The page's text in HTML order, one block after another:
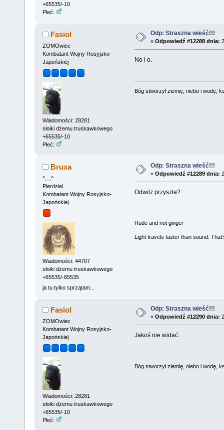
+65535/-10
Płeć:
Fasiol
ZOMOwiec
Kombatant Wojny Rosyjsko-
Japońskiej
Wiadomości: 28281
słoiki dżemu truskawkowego
+65535/-10
Płeć:
Odp: Straszna wieść!!!
« Odpowiedź #12288 dnia:
No i o.
Bóg stworzył ziemię, niebo i wodę,
Bruxa
^,..,^
Pierdziel
Kombatant Wojny Rosyjsko-
Japońskiej
Wiadomości: 44707
słoiki dżemu truskawkowego
+65535/-65535
ja tu tylko sprzątam...
Odp: Straszna wieść!!!
« Odpowiedź #12289 dnia:
Odwilż przyszła?
Rude and not ginger
Light travels faster than sound.
Fasiol
ZOMOwiec
Kombatant Wojny Rosyjsko-
Japońskiej
Wiadomości: 28281
słoiki dżemu truskawkowego
+65535/-10
Płeć:
Odp: Straszna wieść!!!
« Odpowiedź #12290 dnia:
Jakoś nie widać.
Bóg stworzył ziemię, niebo i wodę,